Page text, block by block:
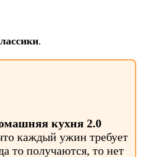
.
кухня 2.0
каждый ужин требует
то получаются, то нет